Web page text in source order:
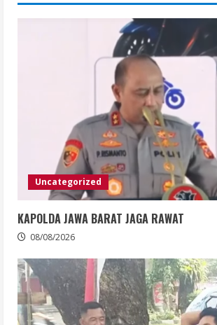
Uncategorized
KAPOLDA JAWA BARAT JAGA RAWAT
08/08/2026